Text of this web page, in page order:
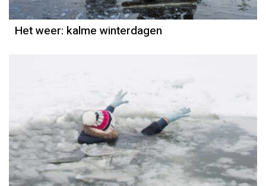
Het weer: kalme winterdagen